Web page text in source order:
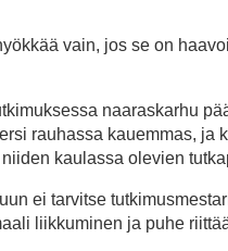
vain, jos se on
naaraskarhu
rauhassa kauemmas,
kaulassa olevien
ei tarvitse
liikkuminen ja puhe